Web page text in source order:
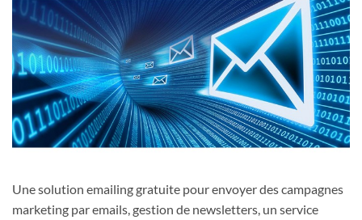
Une solution emailing gratuite pour envoyer des campagnes
marketing par emails, gestion de newsletters, un service